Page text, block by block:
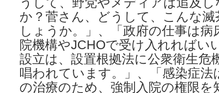
か？菅さん、どうして、こんな
しょうか。」、「政府の仕事は病
院機構やJCHOで受け入れればい
設立は、設置根拠法に公衆衛生危
唱われています。」、「感染症法
の治療のため、強制入院の権限を